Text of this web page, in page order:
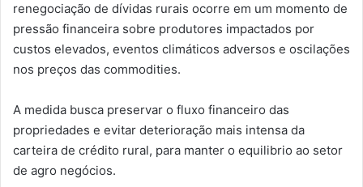
renegociação de dívidas rurais ocorre em um momento de
pressão financeira sobre produtores impactados por
custos elevados, eventos climáticos adversos e oscilações
nos preços das commodities.
A medida busca preservar o fluxo financeiro das
propriedades e evitar deterioração mais intensa da
carteira de crédito rural, para manter o equilibrio ao setor
de agro negócios.